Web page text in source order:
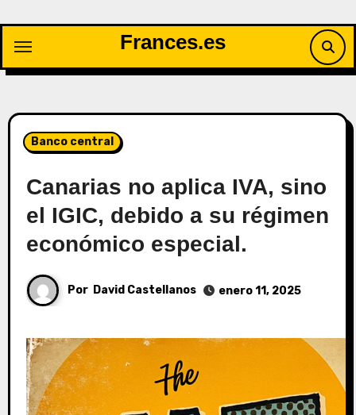
contenido
Frances.es
Banco central
Canarias no aplica IVA, sino
el IGIC, debido a su régimen
económico especial.
Por David Castellanos enero 11, 2025